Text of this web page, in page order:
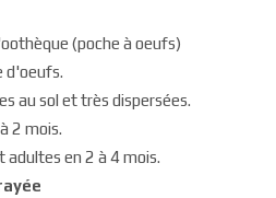
(poche à oeufs)
d'oeufs.
au sol et très dispersées.
2 mois.
adultes en 2 à 4 mois.